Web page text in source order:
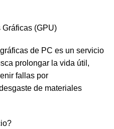
Gráficas (GPU)
de PC es un servicio
prolongar la vida útil,
fallas por
de materiales